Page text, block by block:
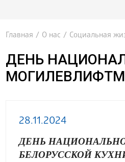
Главная / О нас / Социальная
ДЕНЬ
28.11.2024
ДЕНЬ
БЕЛОРУССКОЙ